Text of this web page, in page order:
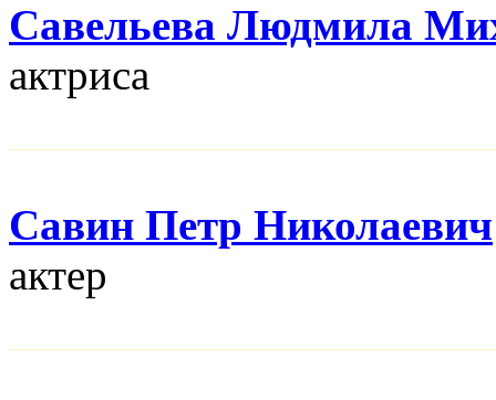
Савельева Людмила
актриса
Савин Петр Николаевич
актер